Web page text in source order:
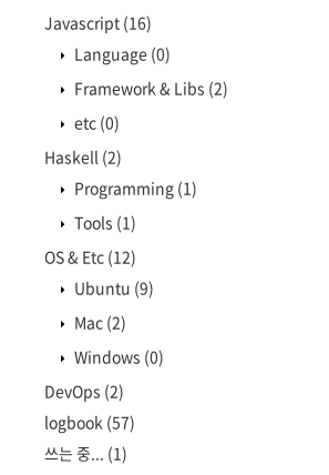
Javascript (16)
Language (0)
Framework & Libs (2)
etc (0)
Haskell (2)
Programming (1)
Tools (1)
OS & Etc (12)
Ubuntu (9)
Mac (2)
Windows (0)
DevOps (2)
logbook (57)
쓰는 중... (1)